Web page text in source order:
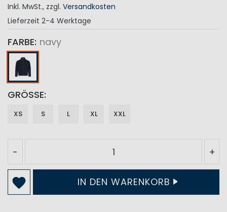
Inkl. MwSt., zzgl. Versandkosten
Lieferzeit 2-4 Werktage
FARBE navy
GRÖSSE
XS S L XL XXL
- +
IN DEN WARENKORB